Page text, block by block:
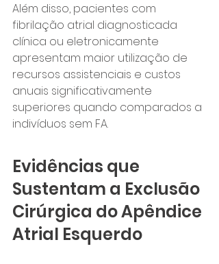
Além disso, pacientes com
fibrilação atrial diagnosticada
clínica ou eletronicamente
apresentam maior utilização de
recursos assistenciais e custos
anuais significativamente
superiores quando comparados a
indivíduos sem FA.
Evidências que
Sustentam a Exclusão
Cirúrgica do Apêndice
Atrial Esquerdo